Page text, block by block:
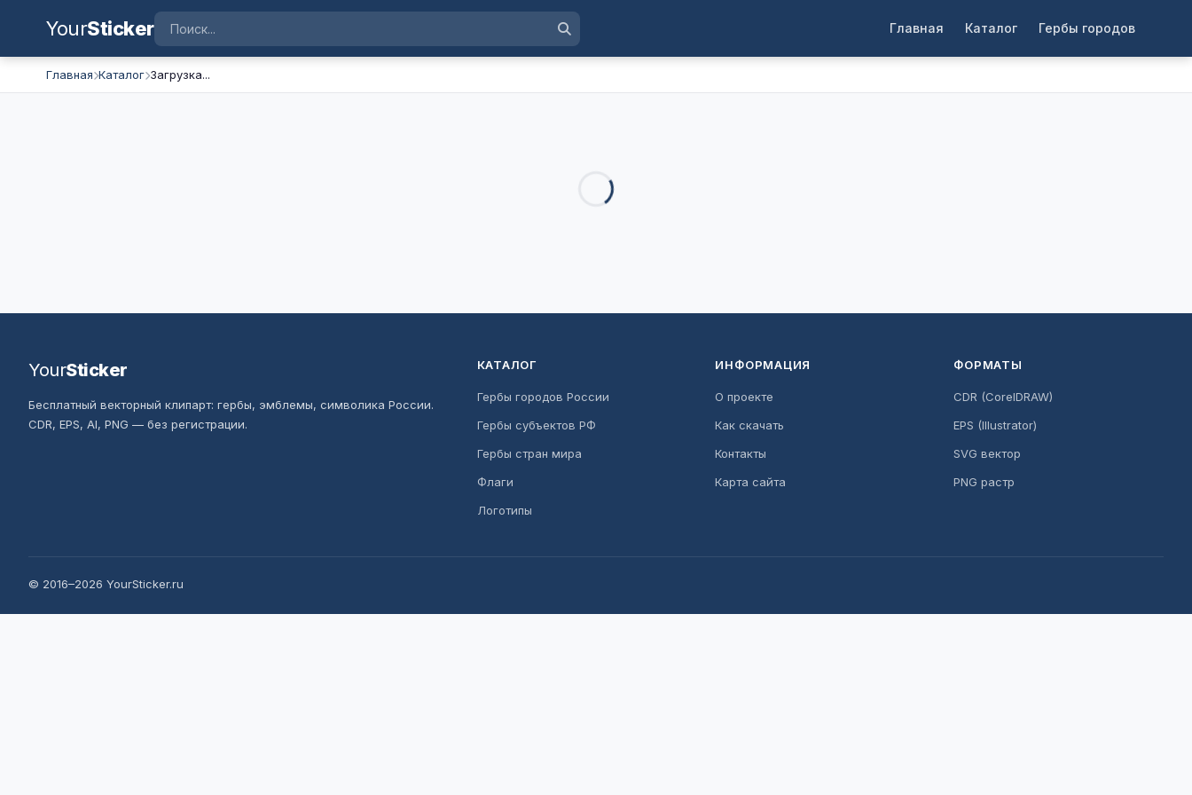
YourSticker Главная Каталог Гербы городов
Главная Каталог Загрузка...
YourSticker
Бесплатный векторный клипарт: гербы, эмблемы, символика России.
CDR, EPS, AI, PNG — без регистрации.
КАТАЛОГ
Гербы городов России
Гербы субъектов РФ
Гербы стран мира
Флаги
Логотипы
ИНФОРМАЦИЯ
О проекте
Как скачать
Контакты
Карта сайта
ФОРМАТЫ
CDR (CorelDRAW)
EPS (Illustrator)
SVG вектор
PNG растр
© 2016–2026 YourSticker.ru